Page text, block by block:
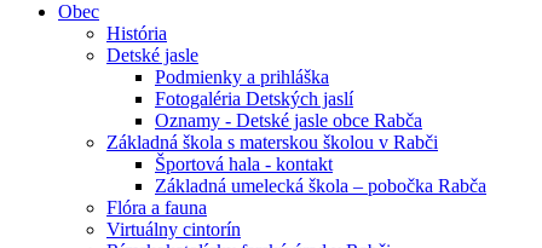
Obec
História
Detské jasle
Podmienky a prihláška
Fotogaléria Detských jaslí
Oznamy - Detské jasle obce Rabča
Základná škola s materskou školou v Rabči
Športová hala - kontakt
Základná umelecká škola – pobočka Rabča
Flóra a fauna
Virtuálny cintorín